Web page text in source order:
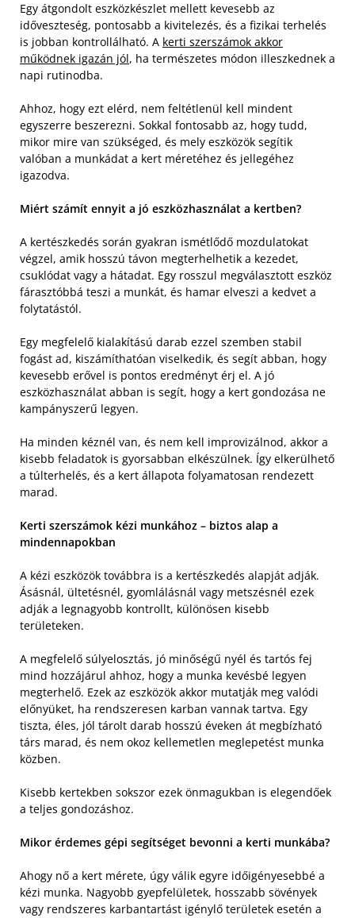
Egy átgondolt eszközkészlet mellett kevesebb az
időveszteség, pontosabb a kivitelezés, és a fizikai terhelés
is jobban kontrollálható. A kerti szerszámok akkor
működnek igazán jól, ha természetes módon illeszkednek a
napi rutinodba.
Ahhoz, hogy ezt elérd, nem feltétlenül kell mindent
egyszerre beszerezni. Sokkal fontosabb az, hogy tudd,
mikor mire van szükséged, és mely eszközök segítik
valóban a munkádat a kert méretéhez és jellegéhez
igazodva.
Miért számít ennyit a jó eszközhasználat a kertben?
A kertészkedés során gyakran ismétlődő mozdulatokat
végzel, amik hosszú távon megterhelhetik a kezedet,
csuklódat vagy a hátadat. Egy rosszul megválasztott eszköz
fárasztóbbá teszi a munkát, és hamar elveszi a kedvet a
folytatástól.
Egy megfelelő kialakítású darab ezzel szemben stabil
fogást ad, kiszámíthatóan viselkedik, és segít abban, hogy
kevesebb erővel is pontos eredményt érj el. A jó
eszközhasználat abban is segít, hogy a kert gondozása ne
kampányszerű legyen.
Ha minden kéznél van, és nem kell improvizálnod, akkor a
kisebb feladatok is gyorsabban elkészülnek. Így elkerülhető
a túlterhelés, és a kert állapota folyamatosan rendezett
marad.
Kerti szerszámok kézi munkához – biztos alap a
mindennapokban
A kézi eszközök továbbra is a kertészkedés alapját adják.
Ásásnál, ültetésnél, gyomlálásnál vagy metszésnél ezek
adják a legnagyobb kontrollt, különösen kisebb
területeken.
A megfelelő súlyelosztás, jó minőségű nyél és tartós fej
mind hozzájárul ahhoz, hogy a munka kevésbé legyen
megterhelő. Ezek az eszközök akkor mutatják meg valódi
előnyüket, ha rendszeresen karban vannak tartva. Egy
tiszta, éles, jól tárolt darab hosszú éveken át megbízható
társ marad, és nem okoz kellemetlen meglepetést munka
közben.
Kisebb kertekben sokszor ezek önmagukban is elegendőek
a teljes gondozáshoz.
Mikor érdemes gépi segítséget bevonni a kerti munkába?
Ahogy nő a kert mérete, úgy válik egyre időigényesebbé a
kézi munka. Nagyobb gyepfelületek, hosszabb sövények
vagy rendszeres karbantartást igénylő területek esetén a